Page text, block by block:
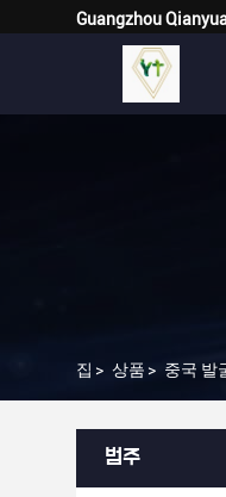
Guangzhou
집 > 상품 > 중국 발
범주